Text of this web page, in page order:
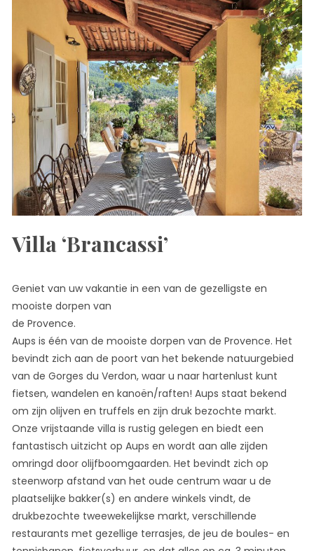
Villa ‘Brancassi’
Geniet van uw vakantie in een van de gezelligste en
mooiste dorpen van
de Provence.
Aups is één van de mooiste dorpen van de Provence. Het
bevindt zich aan de poort van het bekende natuurgebied
van de Gorges du Verdon, waar u naar hartenlust kunt
fietsen, wandelen en kanoën/raften! Aups staat bekend
om zijn olijven en truffels en zijn druk bezochte markt.
Onze vrijstaande villa is rustig gelegen en biedt een
fantastisch uitzicht op Aups en wordt aan alle zijden
omringd door olijfboomgaarden. Het bevindt zich op
steenworp afstand van het oude centrum waar u de
plaatselijke bakker(s) en andere winkels vindt, de
drukbezochte tweewekelijkse markt, verschillende
restaurants met gezellige terrasjes, de jeu de boules- en